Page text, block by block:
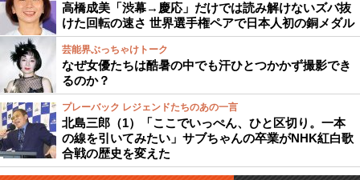
高橋成美「渋幕→慶応」だけでは読み解けないズバ抜
けた回転の速さ 世界選手権ペアで日本人初の銅メダル
芸能界ぶっちゃけトーク
なぜ女優たちは酷暑の中でも汗ひとつかかず撮影でき
るのか？
プレーバック レジェンドたちのあの一言
北島三郎（1）「ここでいっぺん、ひと区切り。一本
の線を引いてみたい」サブちゃんの卒業がNHK紅白歌
合戦の歴史を変えた